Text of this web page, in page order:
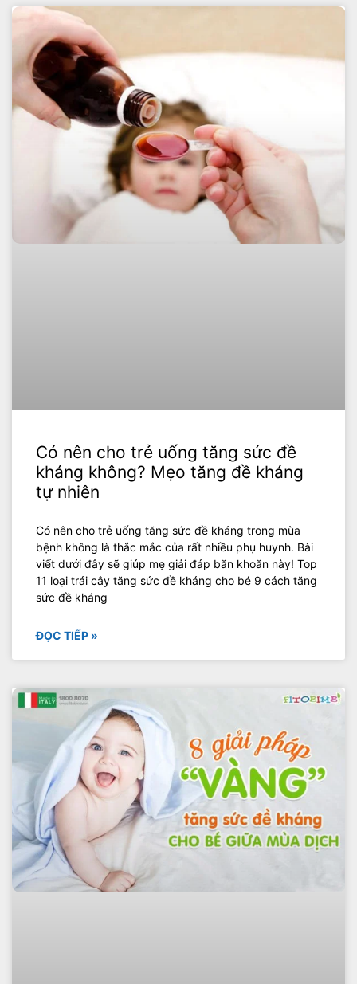
Có nên cho trẻ uống tăng sức đề
kháng không? Mẹo tăng đề kháng
tự nhiên
Có nên cho trẻ uống tăng sức đề kháng trong mùa
bệnh không là thắc mắc của rất nhiều phụ huynh. Bài
viết dưới đây sẽ giúp mẹ giải đáp băn khoăn này! Top
11 loại trái cây tăng sức đề kháng cho bé 9 cách tăng
sức đề kháng
ĐỌC TIẾP »